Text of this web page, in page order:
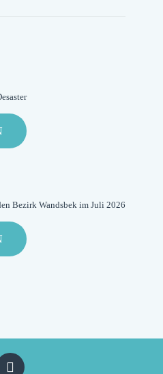
DIE
DESASTER
Bezirk Wandsbek im Juli 2026
AKTUELLE
JULI
2026